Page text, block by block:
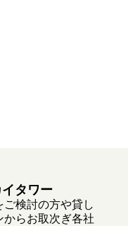
タワー
検討の方や貸し
からお取次ぎ各社